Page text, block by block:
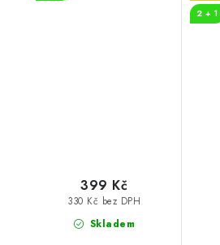
Skladem
330 Kč bez DPH
399 Kč
2 + 1